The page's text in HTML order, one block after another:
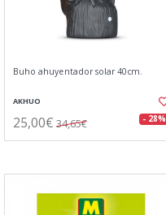
Buho ahuyentador solar 40cm.
AKHUO
25,00€ 34,65€ - 28%